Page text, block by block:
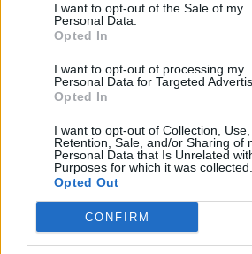
I want to opt-out of the Sale of my
Personal Data.
Opted In
I want to opt-out of processing my
Personal Data for Targeted
Opted In
I want to opt-out of Collection, Use,
Retention, Sale, and/or Sharing of
Personal Data that Is Unrelated
Purposes for which it was collected.
Opted Out
CONFIRM
Failed to fetch
Najbolj brano
Občina Šoštanj je pričela z
kanalizacije na območju Penšek
(VIDEO) "Mislil sem, da je
velenjske picerije o padcu s
Hrvaškem
Za posledicami prometne
kolesar
4
Znanih več informacij o tragediji
omenjeni družini policija doslej